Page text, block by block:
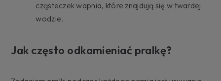
cząsteczek wapnia, które znajdują się w twardej
wodzie.
Jak często odkamieniać pralkę?